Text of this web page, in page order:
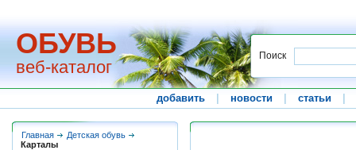
ОБУВЬ
веб-каталог
Поиск
добавить новости статьи
Главная
Детская обувь
Карталы